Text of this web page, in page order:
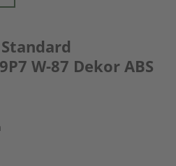
W-87 Dekor ABS